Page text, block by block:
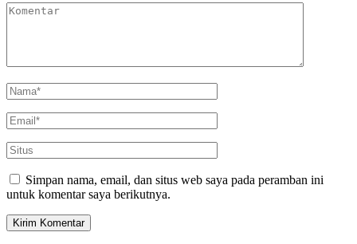
Simpan nama, email, dan situs web saya pada peramban ini
untuk komentar saya berikutnya.